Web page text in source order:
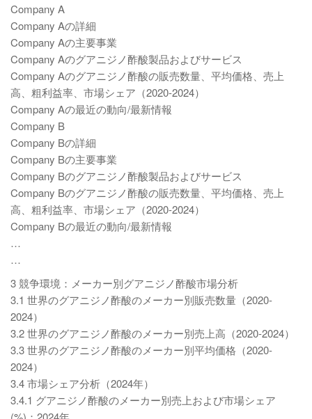
Company A
Company Aの詳細
Company Aの主要事業
Company Aのグアニジノ酢酸製品およびサービス
Company Aのグアニジノ酢酸の販売数量、平均価格、売上
高、粗利益率、市場シェア（2020-2024）
Company Aの最近の動向/最新情報
Company B
Company Bの詳細
Company Bの主要事業
Company Bのグアニジノ酢酸製品およびサービス
Company Bのグアニジノ酢酸の販売数量、平均価格、売上
高、粗利益率、市場シェア（2020-2024）
Company Bの最近の動向/最新情報
…
…
3 競争環境：メーカー別グアニジノ酢酸市場分析
3.1 世界のグアニジノ酢酸のメーカー別販売数量（2020-
2024）
3.2 世界のグアニジノ酢酸のメーカー別売上高（2020-2024）
3.3 世界のグアニジノ酢酸のメーカー別平均価格（2020-
2024）
3.4 市場シェア分析（2024年）
3.4.1 グアニジノ酢酸のメーカー別売上および市場シェア